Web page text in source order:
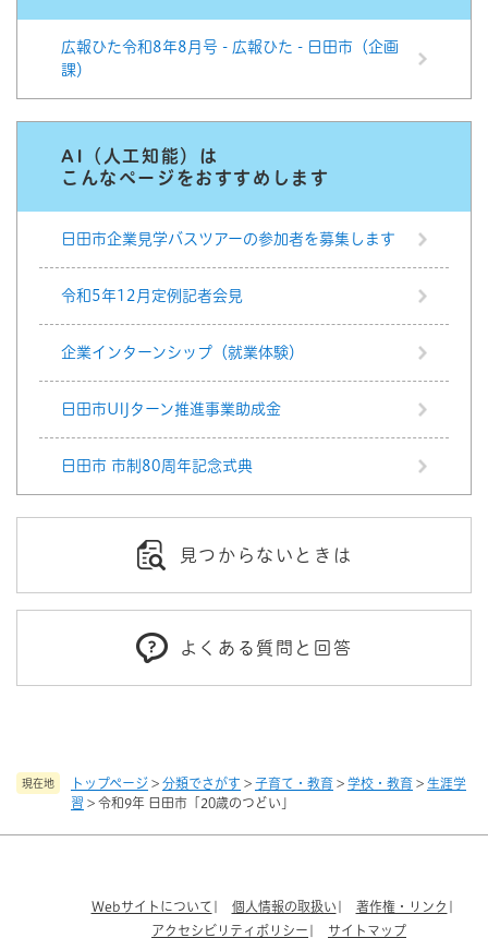
現在地 トップページ > 分類でさがす > 子育て・教育 > 学校・教育 > 生涯学
習 > 令和9年 日田市「20歳のつどい」
広報ひた令和8年8月号 - 広報ひた - 日田市（企画
課）
AI（人工知能）は
こんなページをおすすめします
日田市企業見学バスツアーの参加者を募集します
令和5年12月定例記者会見
企業インターンシップ（就業体験）
日田市UIJターン推進事業助成金
日田市 市制80周年記念式典
見つからないときは
よくある質問と回答
Webサイトについて 個人情報の取扱い
著作権・リンク
アクセシビリティポリシー
サイトマップ